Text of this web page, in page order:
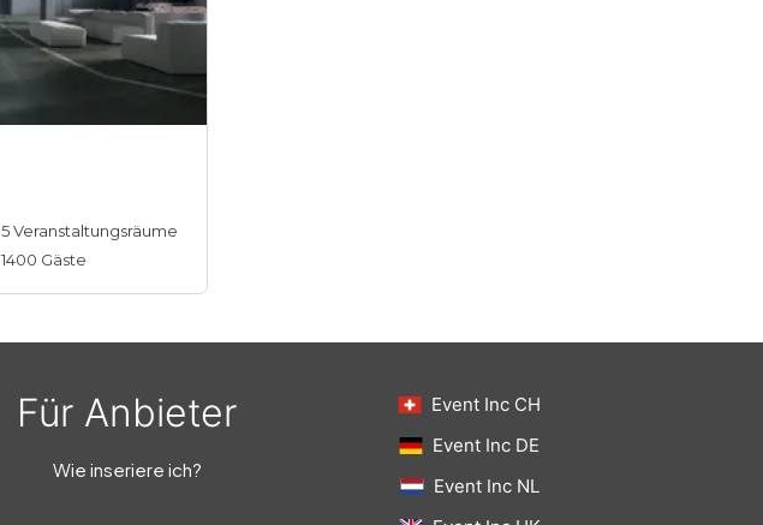
5Veranstaltungsräume
1400 Gäste
Für Anbieter
Wie inseriere ich?
Event Inc CH
Event Inc DE
Event Inc NL